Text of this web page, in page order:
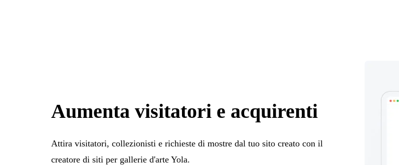
Aumenta visitatori e acquirenti
Attira visitatori, collezionisti e richieste di mostre dal tuo sito creato con il
creatore di siti per gallerie d'arte Yola.